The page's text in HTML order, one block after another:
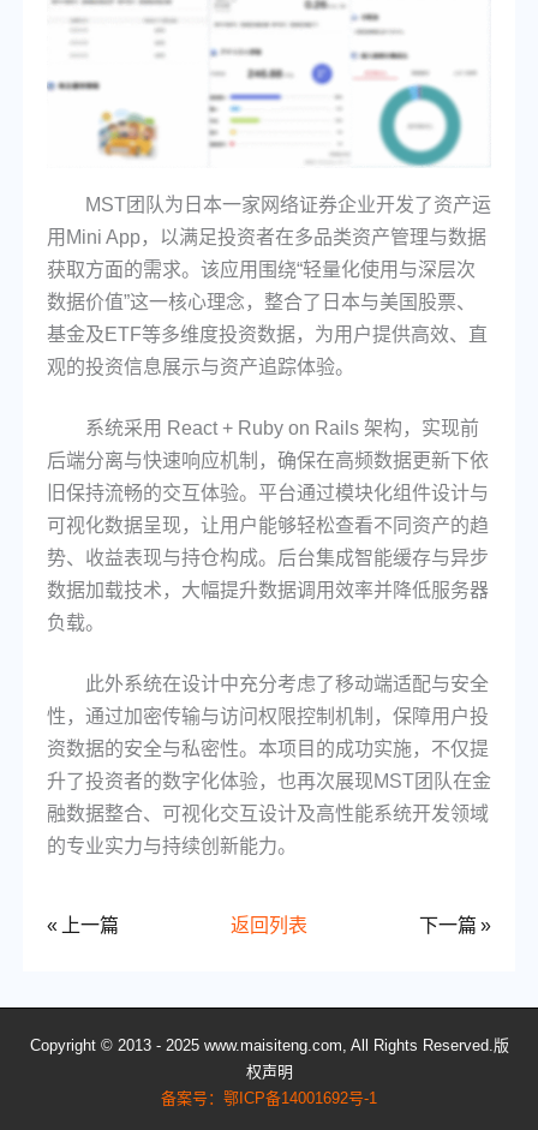
MST团队为日本一家网络证券企业开发了资产运
用Mini App，以满足投资者在多品类资产管理与数据
获取方面的需求。该应用围绕“轻量化使用与深层次
数据价值”这一核心理念，整合了日本与美国股票、
基金及ETF等多维度投资数据，为用户提供高效、直
观的投资信息展示与资产追踪体验。
系统采用 React + Ruby on Rails 架构，实现前
后端分离与快速响应机制，确保在高频数据更新下依
旧保持流畅的交互体验。平台通过模块化组件设计与
可视化数据呈现，让用户能够轻松查看不同资产的趋
势、收益表现与持仓构成。后台集成智能缓存与异步
数据加载技术，大幅提升数据调用效率并降低服务器
负载。
此外系统在设计中充分考虑了移动端适配与安全
性，通过加密传输与访问权限控制机制，保障用户投
资数据的安全与私密性。本项目的成功实施，不仅提
升了投资者的数字化体验，也再次展现MST团队在金
融数据整合、可视化交互设计及高性能系统开发领域
的专业实力与持续创新能力。
上一篇 返回列表 下一篇
Copyright © 2013 - 2025 www.maisiteng.com, All Rights Reserved.版
权声明
备案号： 鄂ICP备14001692号-1